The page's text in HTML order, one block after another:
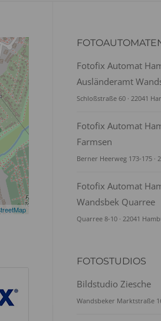
Fotofix Automat
Ausländeramt
Schloßstraße 60 · 22041
Fotofix Automat
Farmsen
Berner Heerweg 173-175 ·
Fotofix Automat
Wandsbek Quarree
Quarree 8-10 · 22041
FOTOSTUDIOS
Bildstudio Ziesche
Wandsbeker Marktstraße